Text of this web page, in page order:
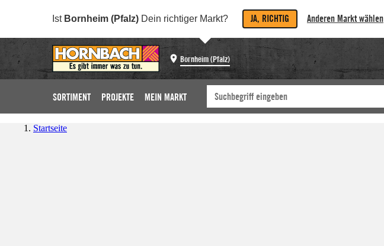
Ist Bornheim (Pfalz) Dein richtiger Markt? JA, RICHTIG Anderen Markt wählen
Bornheim (Pfalz)
SORTIMENT PROJEKTE MEIN MARKT
Startseite